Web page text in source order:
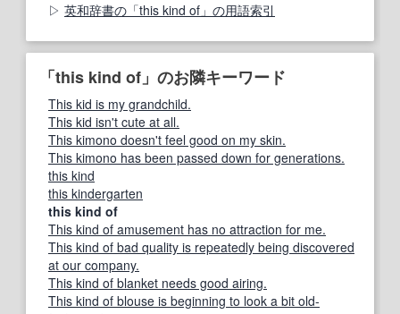
英和辞書の「this kind of」の用語索引
「this kind of」のお隣キーワード
This kid is my grandchild.
This kid isn't cute at all.
This kimono doesn't feel good on my skin.
This kimono has been passed down for generations.
this kind
this kindergarten
this kind of
This kind of amusement has no attraction for me.
This kind of bad quality is repeatedly being discovered
at our company.
This kind of blanket needs good airing.
This kind of blouse is beginning to look a bit old-